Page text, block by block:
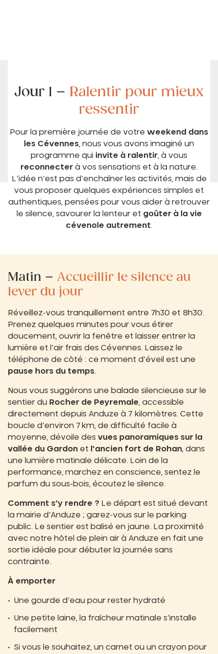
Jour 1 – Ralentir pour mieux
ressentir
Pour la première journée de votre weekend dans
les Cévennes, nous vous avons imaginé un
programme qui invite à ralentir, à vous
reconnecter à vos sensations et à la nature.
L’idée n’est pas d’enchaîner les activités, mais de
vous proposer quelques expériences simples et
authentiques, pensées pour vous aider à retrouver
le silence, savourer la lenteur et goûter à la vie
cévenole autrement.
Matin – Accueillir le silence au
lever du jour
Réveillez-vous tranquillement entre 7h30 et 8h30.
Prenez quelques minutes pour vous étirer
doucement, ouvrir la fenêtre et laisser entrer la
lumière et l’air frais des Cévennes. Laissez le
téléphone de côté : ce moment d’éveil est une
pause hors du temps.
Nous vous suggérons une balade silencieuse sur le
sentier du Rocher de Peyremale, accessible
directement depuis Anduze à 7 kilomètres. Cette
boucle d’environ 7 km, de difficulté facile à
moyenne, dévoile des vues panoramiques sur la
vallée du Gardon et l’ancien fort de Rohan, dans
une lumière matinale délicate. Loin de la
performance, marchez en conscience, sentez le
parfum du sous-bois, écoutez le silence.
Comment s’y rendre ? Le départ est situé devant
la mairie d’Anduze ; garez-vous sur le parking
public. Le sentier est balisé en jaune. La proximité
avec notre hôtel de plein air à Anduze en fait une
sortie idéale pour débuter la journée sans
contrainte.
À emporter
Une gourde d’eau pour rester hydraté
Une petite laine, la fraîcheur matinale s’installe
facilement
Si vous le souhaitez, un carnet ou un crayon pour